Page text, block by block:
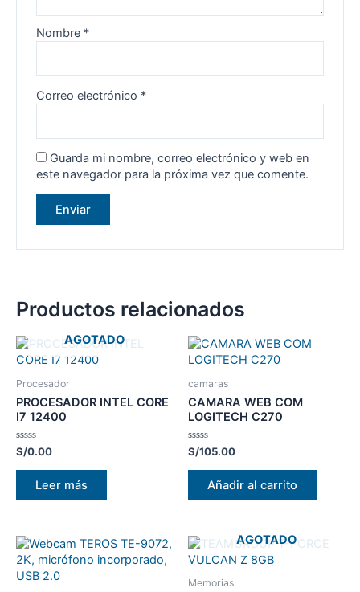
Nombre *
Correo electrónico *
Guarda mi nombre, correo electrónico y web en
este navegador para la próxima vez que comente.
Productos relacionados
AGOTADO
Procesador
PROCESADOR INTEL CORE
I7 12400
Valorado
con
0
S/0.00
Leer más
camaras
CAMARA WEB COM
LOGITECH C270
Valorado
con
0
S/105.00
Añadir al carrito
AGOTADO
Memorias